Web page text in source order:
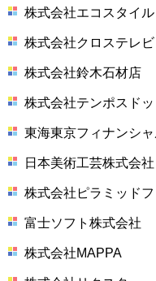
株式会社エコスタイル
株式会社クロステレ
株式会社鈴木石材店
株式会社テンポスド
東海東京フィナンシ
日本美術工芸株式会社
株式会社ピラミッド
富士ソフト株式会社
株式会社MAPPA